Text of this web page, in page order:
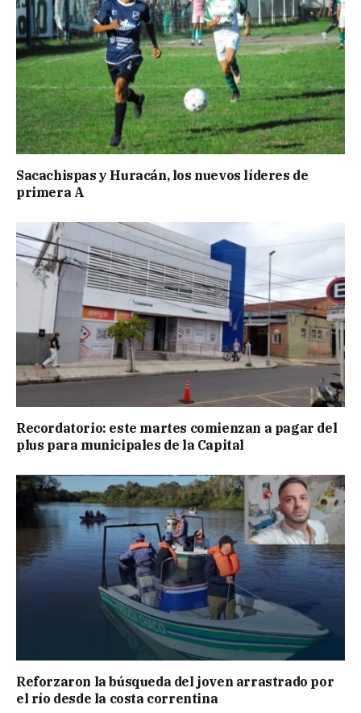
Sacachispas y Huracán, los nuevos líderes de
primera A
Recordatorio: este martes comienzan a pagar del
plus para municipales de la Capital
Reforzaron la búsqueda del joven arrastrado por
el río desde la costa correntina